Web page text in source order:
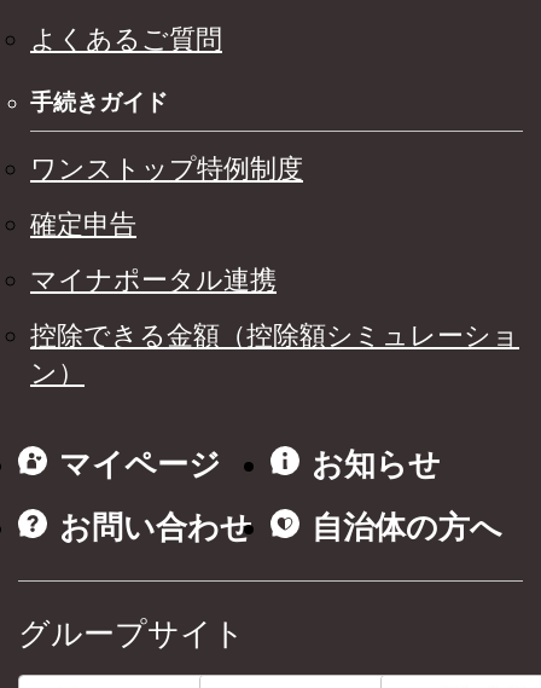
よくあるご質問
手続きガイド
ワンストップ特例制度
確定申告
マイナポータル連携
控除できる金額（控除額シミュレーショ
ン）
マイページ
お知らせ
お問い合わせ
自治体の方へ
グループサイト